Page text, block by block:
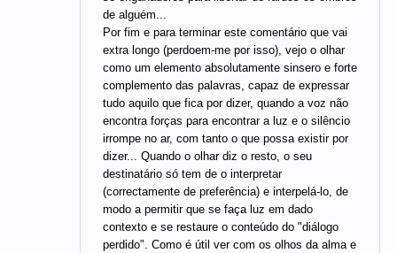
de alguém...
Por fim e para terminar este comentário que vai
extra longo (perdoem-me por isso), vejo o olhar
como um elemento absolutamente sinsero e forte
complemento das palavras, capaz de expressar
tudo aquilo que fica por dizer, quando a voz não
encontra forças para encontrar a luz e o silêncio
irrompe no ar, com tanto o que possa existir por
dizer... Quando o olhar diz o resto, o seu
destinatário só tem de o interpretar
(correctamente de preferência) e interpelá-lo, de
modo a permitir que se faça luz em dado
contexto e se restaure o conteúdo do "diálogo
perdido". Como é útil ver com os olhos da alma e